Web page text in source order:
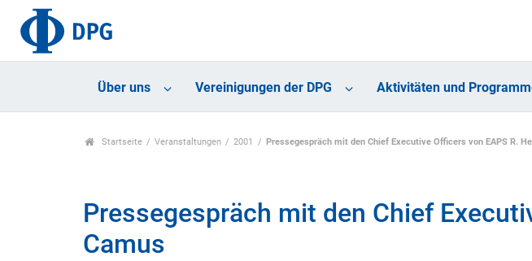
Über uns Vereinigungen der DPG Aktivitäten und
Startseite Veranstaltungen 2001 Pressegespräch mit den Chief Executive Officers von EAPS R.
Pressegespräch mit den Chief
Camus